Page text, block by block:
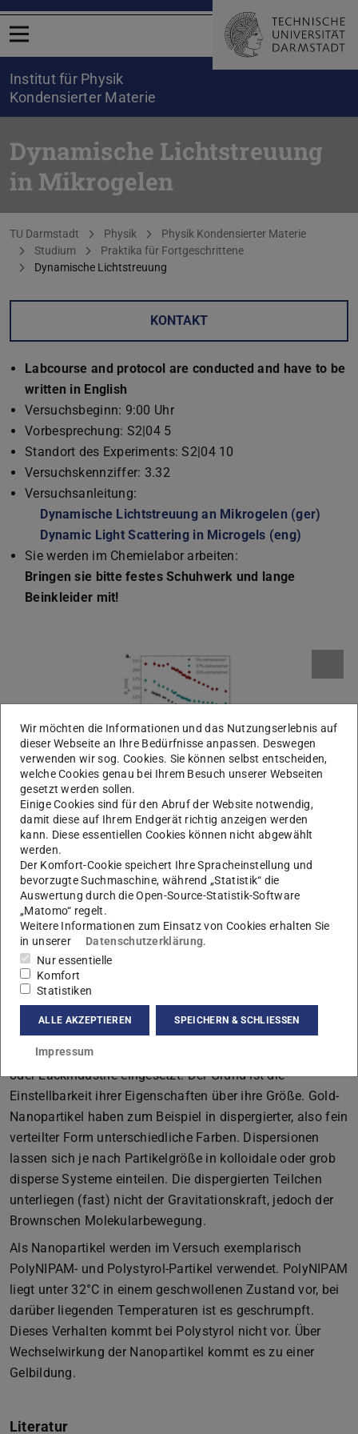
Menü öffnen
Institut für Physik
Kondensierter Materie
Dynamische Lichtstreuung
in Mikrogelen
Sie befinden sich hier:
TU Darmstadt Physik
Physik Kondensierter Materie
Studium
Praktika für Fortgeschrittene
Dynamische Lichtstreuung
KONTAKT
Labcourse and protocol are conducted and have to be
written in English
Versuchsbeginn: 9:00 Uhr
Vorbesprechung: S2|04 5
Standort des Experiments: S2|04 10
Versuchskennziffer: 3.32
Versuchsanleitung:
Dynamische Lichtstreuung an Mikrogelen (ger)
Dynamic Light Scattering in Microgels (eng)
Sie werden im Chemielabor arbeiten:
Bringen sie bitte festes Schuhwerk und lange
Beinkleider mit!
In diesem Versuch wird elastische Streuung von Licht
(Rayleigh- und Miestreuung) als Methoden der
dynamische Lichtstreuung (DLS)eingesetzt. Aus der
Winkel- und Zeitabhängigkeit der Streuung werden
strukturelle und dynamische Parameter von
Nanopartikeln als Funktion der Temperatur bestimmt.
Anwendungen, so werden Systeme mit Nanopartikeln in
der chemischen Industrie, in der Medizin, der Pharmazie
oder Lackindustrie eingesetzt. Der Grund ist die
Einstellbarkeit ihrer Eigenschaften über ihre Größe. Gold-
Nanopartikel haben zum Beispiel in dispergierter, also fein
verteilter Form unterschiedliche Farben. Dispersionen
lassen sich je nach Partikelgröße in kolloidale oder grob
disperse Systeme einteilen. Die dispergierten Teilchen
unterliegen (fast) nicht der Gravitationskraft, jedoch der
Brownschen Molekularbewegung.
Als Nanopartikel werden im Versuch exemplarisch
PolyNIPAM- und Polystyrol-Partikel verwendet. PolyNIPAM
liegt unter 32°C in einem geschwollenen Zustand vor, bei
darüber liegenden Temperaturen ist es geschrumpft.
Dieses Verhalten kommt bei Polystyrol nicht vor. Über
Wechselwirkung der Nanopartikel kommt es zu einer
Gelbildung.
Literatur
Wir möchten die Informationen und das Nutzungserlebnis auf
dieser Webseite an Ihre Bedürfnisse anpassen. Deswegen
verwenden wir sog. Cookies. Sie können selbst entscheiden,
welche Cookies genau bei Ihrem Besuch unserer Webseiten
gesetzt werden sollen.
Einige Cookies sind für den Abruf der Website notwendig,
damit diese auf Ihrem Endgerät richtig anzeigen werden
kann. Diese essentiellen Cookies können nicht abgewählt
werden.
Der Komfort-Cookie speichert Ihre Spracheinstellung und
bevorzugte Suchmaschine, während „Statistik“ die
Auswertung durch die Open-Source-Statistik-Software
„Matomo“ regelt.
Weitere Informationen zum Einsatz von Cookies erhalten Sie
in unserer
Datenschutzerklärung.
Nur essentielle
Komfort
Statistiken
ALLE AKZEPTIEREN SPEICHERN & SCHLIESSEN
Impressum